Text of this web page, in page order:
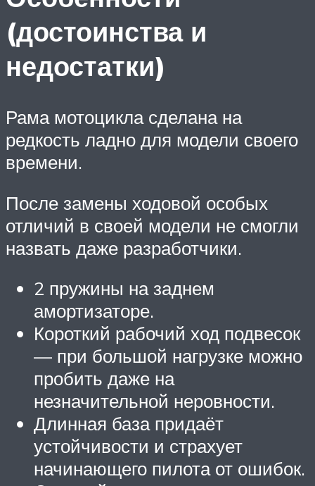
(достоинства и
недостатки)
Рама мотоцикла сделана на
редкость ладно для модели своего
времени.
После замены ходовой особых
отличий в своей модели не смогли
назвать даже разработчики.
2 пружины на заднем
амортизаторе.
Короткий рабочий ход подвесок
— при большой нагрузке можно
пробить даже на
незначительной неровности.
Длинная база придаёт
устойчивости и страхует
начинающего пилота от ошибок.